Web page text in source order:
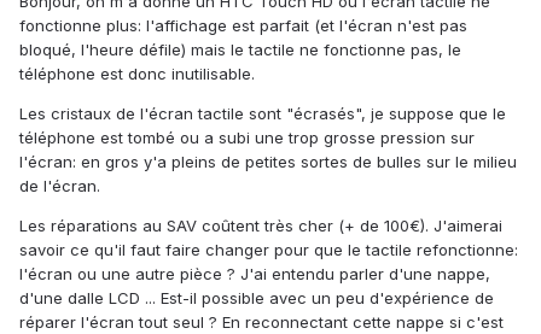
fonctionne plus: l'affichage est parfait (et l'écran n'est pas
bloqué, l'heure défile) mais le tactile ne fonctionne pas, le
téléphone est donc inutilisable.
Les cristaux de l'écran tactile sont "écrasés", je suppose que le
téléphone est tombé ou a subi une trop grosse pression sur
l'écran: en gros y'a pleins de petites sortes de bulles sur le milieu
de l'écran.
Les réparations au SAV coûtent très cher (+ de 100€). J'aimerai
savoir ce qu'il faut faire changer pour que le tactile refonctionne:
l'écran ou une autre pièce ? J'ai entendu parler d'une nappe,
d'une dalle LCD ... Est-il possible avec un peu d'expérience de
réparer l'écran tout seul ? En reconnectant cette nappe si c'est